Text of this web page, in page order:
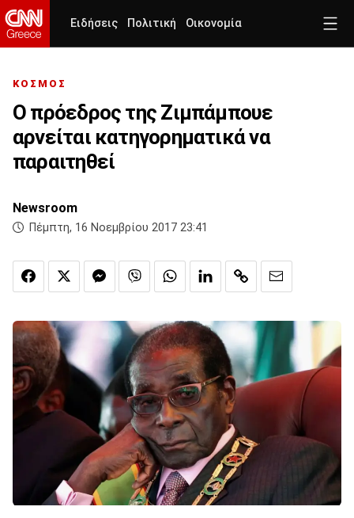
Ειδήσεις Πολιτική Οικονομία
ΚΟΣΜΟΣ
Ο πρόεδρος της Ζιμπάμπουε
αρνείται κατηγορηματικά να
παραιτηθεί
Newsroom
Πέμπτη, 16 Νοεμβρίου 2017 23:41